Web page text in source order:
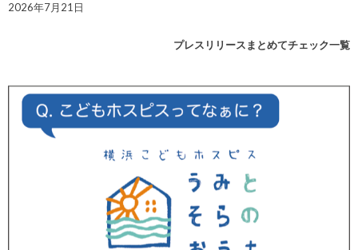
2026年7月21日
プレスリリースまとめてチェック一覧